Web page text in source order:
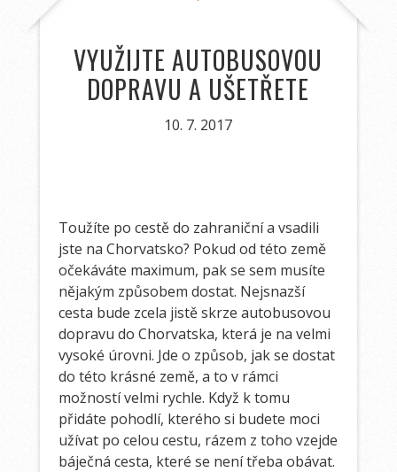
VYUŽIJTE AUTOBUSOVOU
DOPRAVU A UŠETŘETE
10. 7. 2017
Toužíte po cestě do zahraniční a vsadili
jste na Chorvatsko? Pokud od této země
očekáváte maximum, pak se sem musíte
nějakým způsobem dostat. Nejsnazší
cesta bude zcela jistě skrzeautobusovou
dopravu do Chorvatska, která je na velmi
vysoké úrovni. Jde o způsob, jak se dostat
do této krásné země, a to v rámci
možností velmi rychle. Když k tomu
přidáte pohodlí, kterého si budete moci
užívat po celou cestu, rázem z toho vzejde
báječná cesta, které se není třeba obávat.